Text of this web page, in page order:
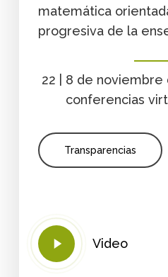
matemática
progresiva de la
22 | 8 de noviembre
conferencias
Transparencias
Play
Video
Video